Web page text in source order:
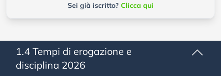
1.4 Tempi di erogazione e
disciplina 2026
Sei già iscritto? Clicca qui